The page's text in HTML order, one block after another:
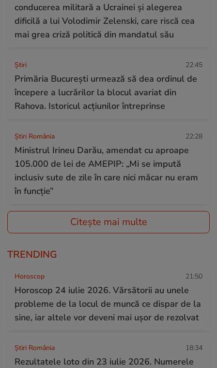
conducerea militară a Ucrainei și alegerea
dificilă a lui Volodimir Zelenski, care riscă cea
mai grea criză politică din mandatul său
Ştiri 22:45
Primăria București urmează să dea ordinul de
începere a lucrărilor la blocul avariat din
Rahova. Istoricul acțiunilor întreprinse
Știri România 22:28
Ministrul Irineu Darău, amendat cu aproape
105.000 de lei de AMEPIP: „Mi se impută
inclusiv sute de zile în care nici măcar nu eram
în funcție”
Citește mai multe
TRENDING
Horoscop 21:50
Horoscop 24 iulie 2026. Vărsătorii au unele
probleme de la locul de muncă ce dispar de la
sine, iar altele vor deveni mai ușor de rezolvat
Știri România 18:34
Rezultatele loto din 23 iulie 2026. Numerele